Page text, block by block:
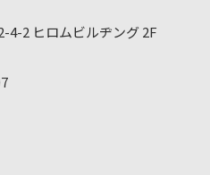
4-2 ヒロムビルヂング 2F